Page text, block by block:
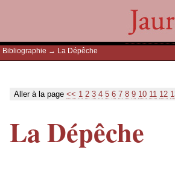
Bibliographie → La Dépêche
Aller à la page << 1 2 3 4 5 6 7 8 9 10 11 12
La Dépêche